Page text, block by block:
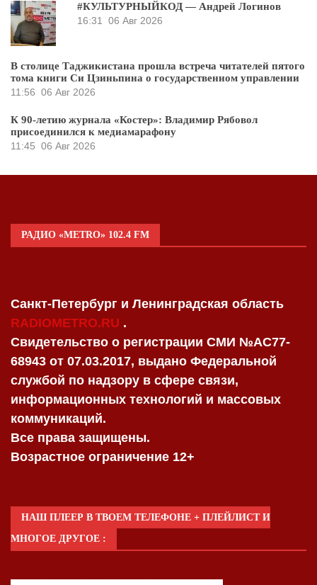
#КУЛЬТУРНЫЙКОД — Андрей Логинов
16:31
06 Авг 2026
В столице Таджикистана прошла встреча читателей пятого
тома книги Си Цзиньпина о государственном управлении
11:56 06 Авг 2026
К 90-летию журнала «Костер»: Владимир Рябовол
присоединился к медиамарафону
11:45 06 Авг 2026
РАДИО «METRO» 102.4 FM
Санкт-Петербург и Ленинградская область
RADIOMETRO.RU .
Свидетельство о регистрации СМИ №AC77-
68943 от 07.03.2017, выдано Федеральной
службой по надзору в сфере связи,
информационных технологий и массовых
коммуникаций.
Все права защищены.
Возрастное ограничение 12+
НАШ ПЛЕЕР В ТВОЕМ ТЕЛЕФОНЕ + ПЛЕЙЛИСТ И
МНОГОЕ ДРУГОЕ :